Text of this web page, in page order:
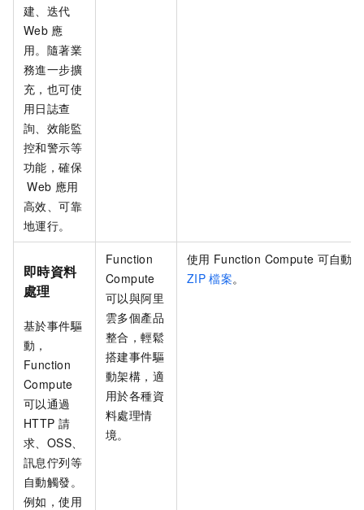
建、迭代
Web 應
用。隨著業
務進一步擴
充，也可使
用日誌查
詢、效能監
控和警示等
功能，確保
Web 應用
高效、可靠
地運行。
即時資料
處理
基於事件驅
動，
Function
Compute
可以通過
HTTP 請
求、OSS、
訊息佇列等
自動觸發。
例如，使用
Function
Compute
可以與阿里
雲多個產品
整合，輕鬆
搭建事件驅
動架構，適
用於各種資
料處理情
境。
使用 Function Compute 可自動
ZIP 檔案。